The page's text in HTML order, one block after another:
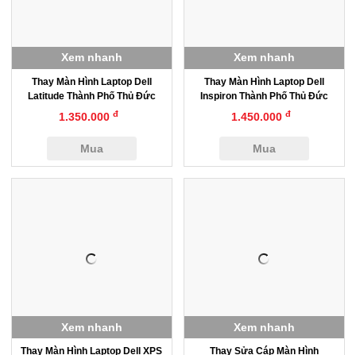
Thay Màn Hình Laptop Dell
Latitude Thành Phố Thủ Đức
1.350.000đ
Mua
Xem nhanh
Thay Màn Hình Laptop Dell
Inspiron Thành Phố Thủ Đức
1.450.000đ
Mua
Xem nhanh
Thay Màn Hình Laptop Dell XPS
Xem nhanh
Thay Sửa Cáp Màn Hình
Xem nhanh